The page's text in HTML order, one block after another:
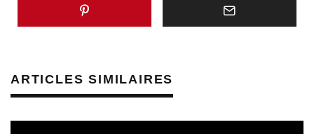
ARTICLES SIMILAIRES